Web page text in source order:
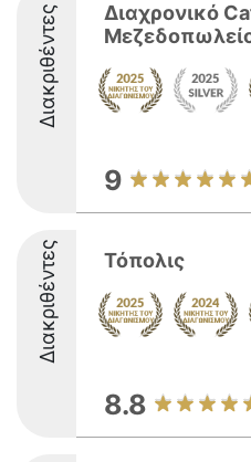
Διακριθέντες
Διαχρονικό
9
Διακριθέντες Τόπολις
8.8